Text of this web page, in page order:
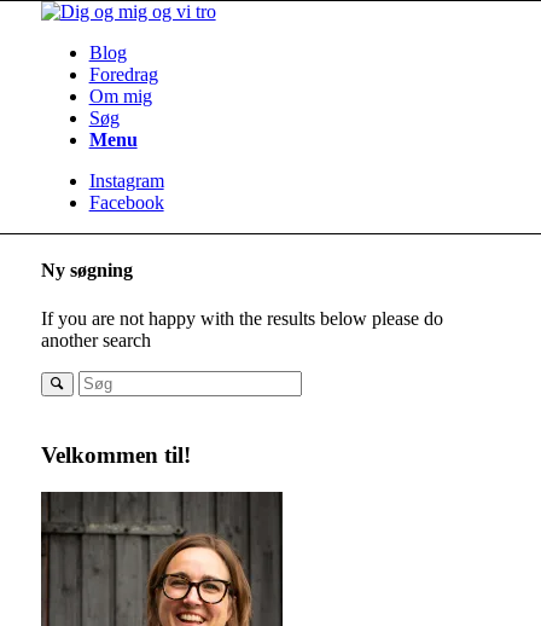
Blog
Foredrag
Om mig
Søg
Menu
Instagram
Facebook
Ny søgning
If you are not happy with the results below please do
another search
Velkommen til!